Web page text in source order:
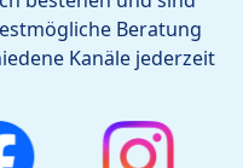
Beratung
Kanäle jederzeit